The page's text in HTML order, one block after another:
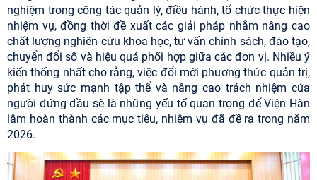
nghiệm trong công tác quản lý, điều hành, tổ chức thực hiện
nhiệm vụ, đồng thời đề xuất các giải pháp nhằm nâng cao
chất lượng nghiên cứu khoa học, tư vấn chính sách, đào tạo,
chuyển đổi số và hiệu quả phối hợp giữa các đơn vị. Nhiều ý
kiến thống nhất cho rằng, việc đổi mới phương thức quản trị,
phát huy sức mạnh tập thể và nâng cao trách nhiệm của
người đứng đầu sẽ là những yếu tố quan trọng để Viện Hàn
lâm hoàn thành các mục tiêu, nhiệm vụ đã đề ra trong năm
2026.